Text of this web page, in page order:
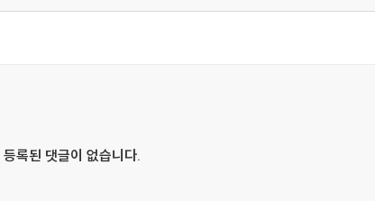
등록된 댓글이 없습니다.